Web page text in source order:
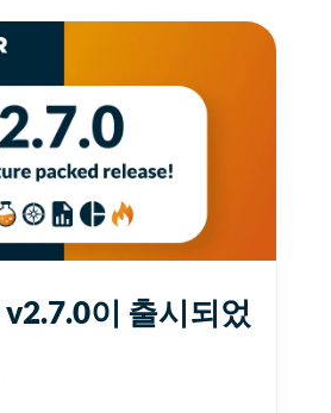
이 출시되었